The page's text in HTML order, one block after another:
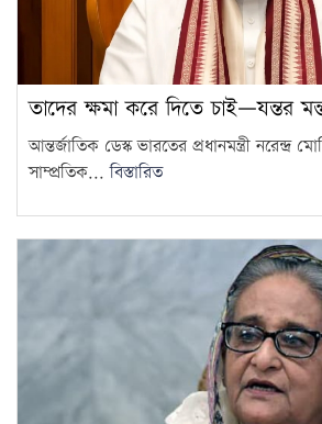
ঢাকা-চট্টগ্রাম
স্থাপনের
রেলপথ
তাদের ক্ষমা করে দিতে চাই—যন্তর
আন্তর্জাতিক ডেস্ক ভারতের প্রধানমন্ত্রী নরেন্দ্র
সাম্প্রতিক...বিস্তারিত